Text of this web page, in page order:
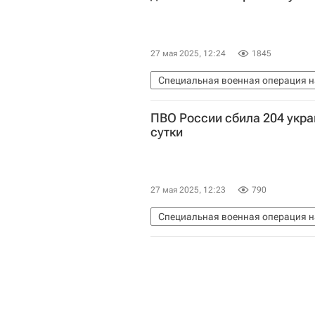
27 мая 2025, 12:24 1845
Специальная военная операция
Вооруженные силы Украины
Министерство обороны РФ
ПВО России сбила 204
сутки
27 мая 2025, 12:23 790
Специальная военная операция